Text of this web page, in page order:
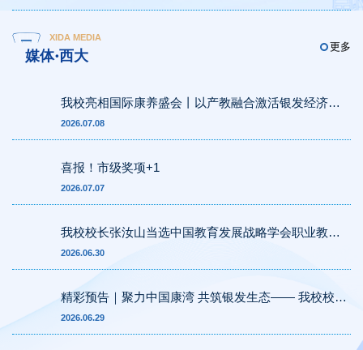
XIDA MEDIA
媒体·西大
更多
我校亮相国际康养盛会丨以产教融合激活银发经济新
动能
2026.07.08
喜报！市级奖项+1
2026.07.07
我校校长张汝山当选中国教育发展战略学会职业教育
专委会首届常务理事
2026.06.30
精彩预告｜聚力中国康湾 共筑银发生态—— 我校校长
张汝山亮相青岛国际康养产业博览会
2026.06.29